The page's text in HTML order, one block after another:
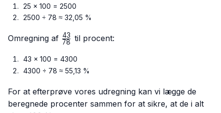
25 × 100 = 2500
2500 ÷ 78 ≈ 32,05 %
Omregning af \frac{43}
78
43 til procent:
43 × 100 = 4300
4300 ÷ 78 ≈ 55,13 %
For at efterprøve vores udregning kan vi lægge de
beregnede procenter sammen for at sikre, at de i alt